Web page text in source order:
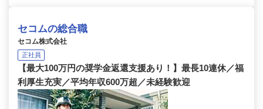
セコムの総合職
セコム株式会社
正社員
【最大100万円の奨学金返還支援あり！】最長10連休／福
利厚生充実／平均年収600万超／未経験歓迎